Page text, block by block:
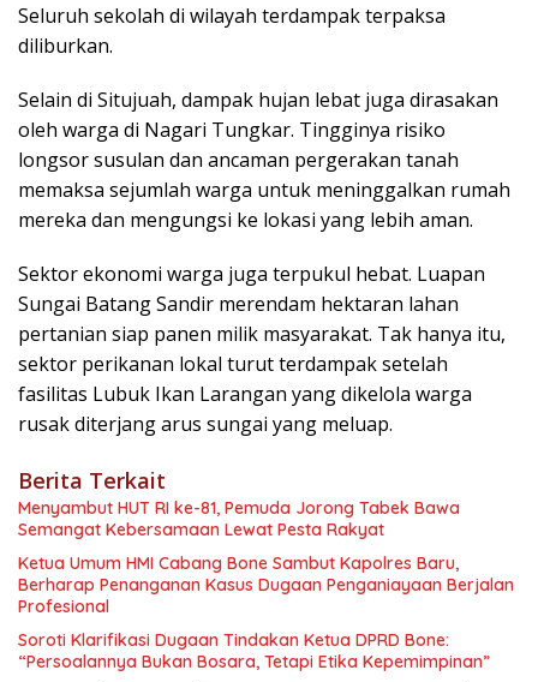
Seluruh sekolah di wilayah terdampak terpaksa
diliburkan.
Selain di Situjuah, dampak hujan lebat juga dirasakan
oleh warga di Nagari Tungkar. Tingginya risiko
longsor susulan dan ancaman pergerakan tanah
memaksa sejumlah warga untuk meninggalkan rumah
mereka dan mengungsi ke lokasi yang lebih aman.
Sektor ekonomi warga juga terpukul hebat. Luapan
Sungai Batang Sandir merendam hektaran lahan
pertanian siap panen milik masyarakat. Tak hanya itu,
sektor perikanan lokal turut terdampak setelah
fasilitas Lubuk Ikan Larangan yang dikelola warga
rusak diterjang arus sungai yang meluap.
Berita Terkait
Menyambut HUT RI ke-81, Pemuda Jorong Tabek Bawa
Semangat Kebersamaan Lewat Pesta Rakyat
Ketua Umum HMI Cabang Bone Sambut Kapolres Baru,
Berharap Penanganan Kasus Dugaan Penganiayaan Berjalan
Profesional
Soroti Klarifikasi Dugaan Tindakan Ketua DPRD Bone:
“Persoalannya Bukan Bosara, Tetapi Etika Kepemimpinan”